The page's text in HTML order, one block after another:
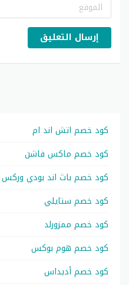
إرسال التعليق
كود خصم اتش اند ام
كود خصم ماكس فاشن
كود خصم باث اند بودي وركس
كود خصم ستايلي
كود خصم ممزورلد
كود خصم هوم بوكس
كود خصم أديداس